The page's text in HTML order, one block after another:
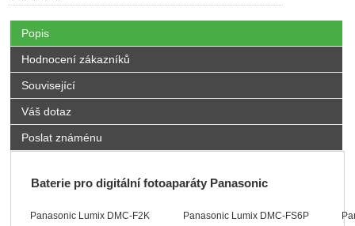
Popis
Hodnocení zákazníků
Související
Váš dotaz
Poslat známénu
Baterie pro digitální fotoaparáty Panasonic
Panasonic Lumix DMC-F2K Panasonic Lumix DMC-FS6P